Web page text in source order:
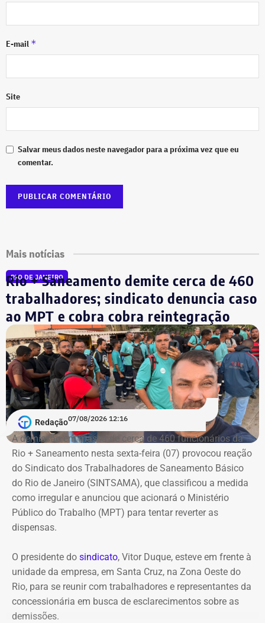
E-mail *
Site
Salvar meus dados neste navegador para a próxima vez que eu
comentar.
Mais notícias
RIO DE JANEIRO
Rio + Saneamento demite cerca de 460
trabalhadores; sindicato denuncia caso
ao MPT e cobra cobra reintegração
Redação07/08/2026 12:16
A demissão em massa de cerca de 460 funcionários da
Rio + Saneamento nesta sexta-feira (07) provocou reação
do Sindicato dos Trabalhadores de Saneamento Básico
do Rio de Janeiro (SINTSAMA), que classificou a medida
como irregular e anunciou que acionará o Ministério
Público do Trabalho (MPT) para tentar reverter as
dispensas.
O presidente do sindicato, Vitor Duque, esteve em frente à
unidade da empresa, em Santa Cruz, na Zona Oeste do
Rio, para se reunir com trabalhadores e representantes da
concessionária em busca de esclarecimentos sobre as
demissões.